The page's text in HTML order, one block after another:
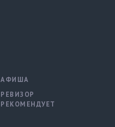
АФИША
РЕВИЗОР
РЕКОМЕНДУЕТ